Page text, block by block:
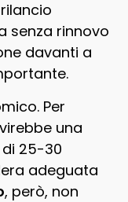
senza rinnovo
davanti a
Per
una
25-30
adeguata
, però, non